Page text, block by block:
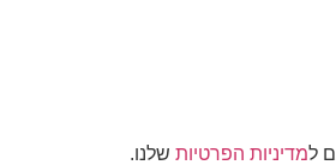
מדיניות הפרטיות שלנו.